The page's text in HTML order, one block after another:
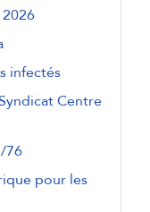
infectés
Centre
76
pour les